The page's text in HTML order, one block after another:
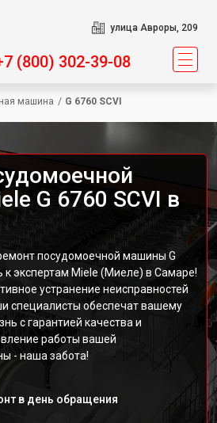
улица Авроры, 209
(800) 302-39-08
машина / G 6760 SCVI
G 6760 SCVI в
посудомоечной машины G
к экспертам Miele (Миеле) в Самаре!
устранение неисправностей
специалисты обеспечат вашему
с гарантией качества и
работы вашей
- наша забота!
в день обращения